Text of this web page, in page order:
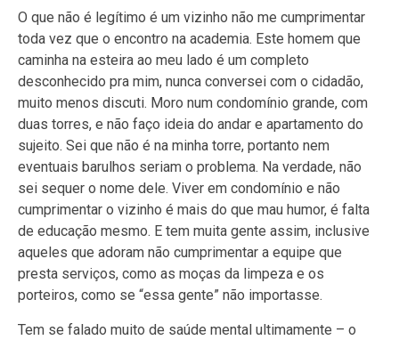
O que não é legítimo é um vizinho não me cumprimentar
toda vez que o encontro na academia. Este homem que
caminha na esteira ao meu lado é um completo
desconhecido pra mim, nunca conversei com o cidadão,
muito menos discuti. Moro num condomínio grande, com
duas torres, e não faço ideia do andar e apartamento do
sujeito. Sei que não é na minha torre, portanto nem
eventuais barulhos seriam o problema. Na verdade, não
sei sequer o nome dele. Viver em condomínio e não
cumprimentar o vizinho é mais do que mau humor, é falta
de educação mesmo. E tem muita gente assim, inclusive
aqueles que adoram não cumprimentar a equipe que
presta serviços, como as moças da limpeza e os
porteiros, como se “essa gente” não importasse.
Tem se falado muito de saúde mental ultimamente – o